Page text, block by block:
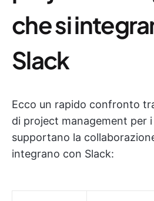
che si
Slack
Ecco un rapido confronto
di project management per
supportano la
integrano con Slack: